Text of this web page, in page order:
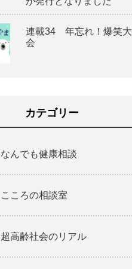
連載34 年忘れ！爆笑大
会
カテゴリー
なんでも健康相談
こころの相談室
超高齢社会のリアル